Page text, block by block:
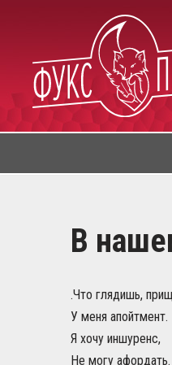
content
В
.Что глядишь,
У меня апойтмент.
Я хочу иншуренс,
Не могу афордать.